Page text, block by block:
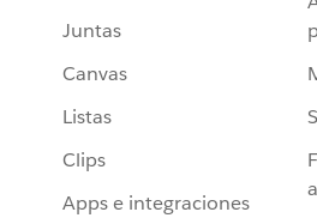
Juntas
Canvas
Listas
Clips
Apps e integraciones